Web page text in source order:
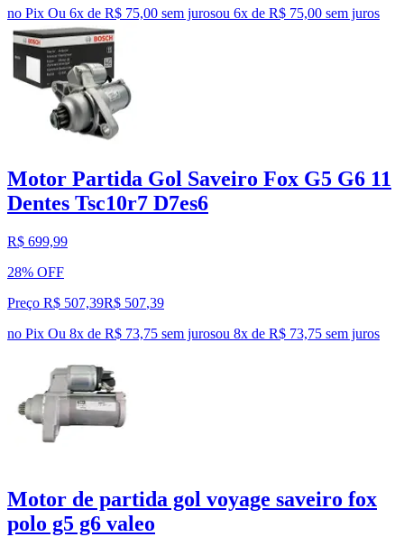
no Pix Ou 6x de R$ 75,00 sem jurosou 6x de R$ 75,00 sem juros
Motor Partida Gol Saveiro Fox G5 G6 11
Dentes Tsc10r7 D7es6
R$ 699,99
28% OFF
Preço R$ 507,39R$ 507,39
no Pix Ou 8x de R$ 73,75 sem jurosou 8x de R$ 73,75 sem juros
Motor de partida gol voyage saveiro fox
polo g5 g6 valeo